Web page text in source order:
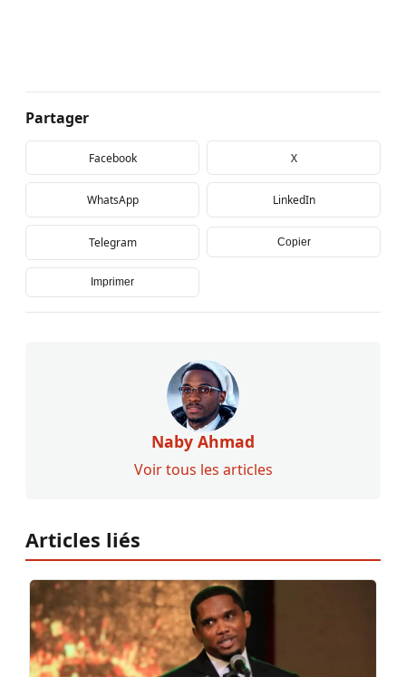
Partager
Facebook X
WhatsApp LinkedIn
Telegram Copier
Imprimer
Naby Ahmad
Voir tous les articles
Articles liés